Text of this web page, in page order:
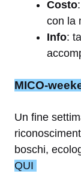
Costo
con la
Info:
MICO-
Un fine
boschi,
QUI